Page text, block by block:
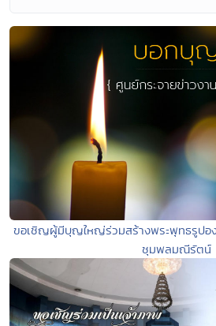
ขอเชิญผู้มีบุญใหญ่ร่วมสร้างพระพุทธรูปอ
ชุมพลมณีรัตน์